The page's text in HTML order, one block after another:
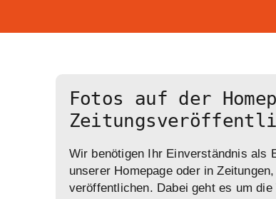
Fotos auf der
Wir benötigen Ihr Einverständnis als
unserer Homepage oder in
veröffentlichen. Dabei geht es um